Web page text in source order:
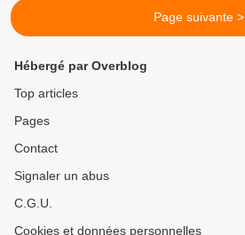
Page suivante >
Hébergé par Overblog
Top articles
Pages
Contact
Signaler un abus
C.G.U.
Cookies et données personnelles